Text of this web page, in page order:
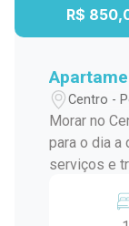
R$
Centro -
Morar no
para o dia a
serviços e
opção para